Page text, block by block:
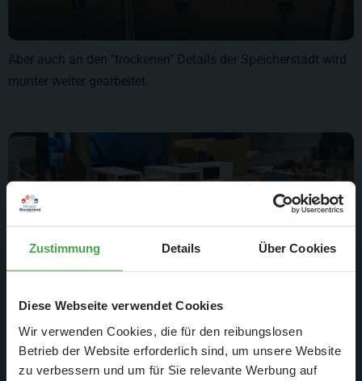
Zustimmung Details Über Cookies
Diese Webseite verwendet Cookies
Wir verwenden Cookies, die für den reibungslosen
Betrieb der Website erforderlich sind, um unsere Website
zu verbessern und um für Sie relevante Werbung auf
Aber auch an den "trockenen" Details der Speicherstadt wird
munter weiter gearbeitet.
In der Geteilten Stadt geht es weiter Richtung Moderne.